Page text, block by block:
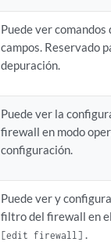
Puede ver comandos
campos. Reservado
depuración.
Puede ver la
firewall en modo
configuración.
Puede ver y
filtro del firewall en
[edit firewall] .